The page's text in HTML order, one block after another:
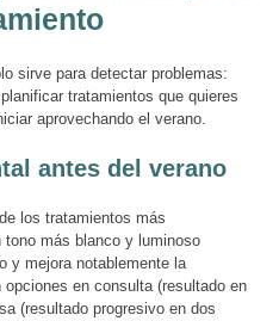
sirve para detectar problemas:
tratamientos que quieres
aprovechando el verano.
antes del verano
los tratamientos más
más blanco y luminoso
y mejora notablemente la
en consulta (resultado en
(resultado progresivo en dos